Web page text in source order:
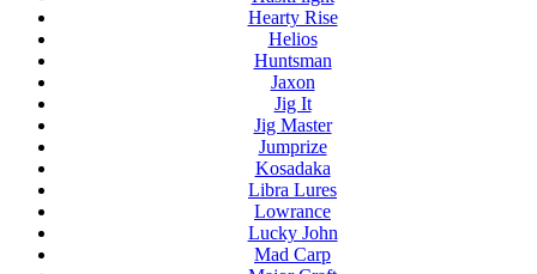
Hearty Rise
Helios
Huntsman
Jaxon
Jig It
Jig Master
Jumprize
Kosadaka
Libra Lures
Lowrance
Lucky John
Mad Carp